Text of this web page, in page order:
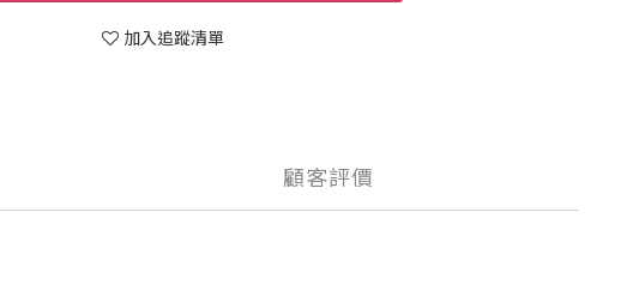
加入追蹤清單
顧客評價